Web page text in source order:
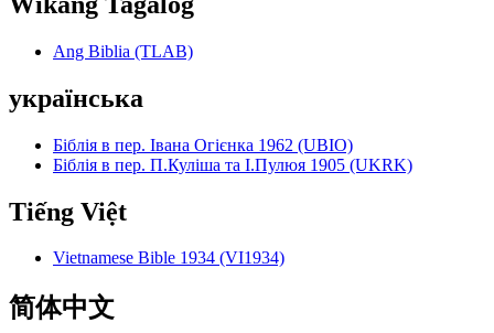
Ang Biblia (TLAB)
українська
Біблія в пер. Івана Огієнка 1962 (UBIO)
Біблія в пер. П.Куліша та І.Пулюя 1905 (UKRK)
Tiếng Việt
Vietnamese Bible 1934 (VI1934)
简体中文